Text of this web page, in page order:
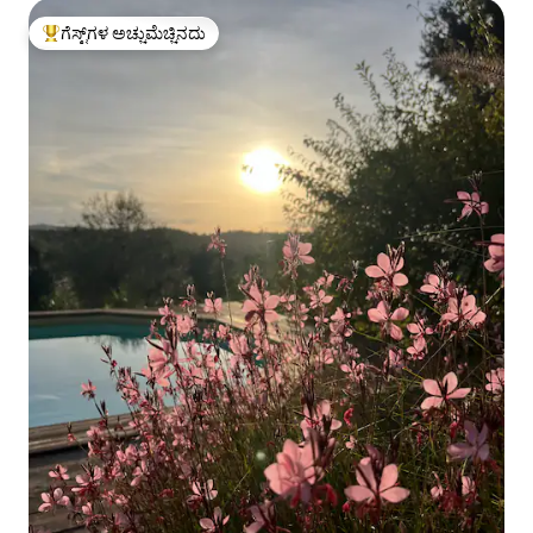
ಗೆಸ್ಟ್‌ಗಳಿಗೆ ಅತಿ ಹೆಚ್ಚು ಅಚ್ಚುಮೆಚ್ಚಿನದು
ಗೆಸ್ಟ್‌ಗಳ ಅಚ್ಚುಮೆಚ್ಚಿನದು